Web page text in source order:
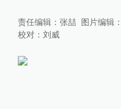
责任编辑： 张喆 图片编辑：
校对： 刘威